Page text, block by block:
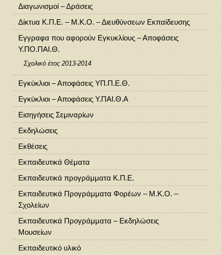
Διαγωνισμοί – Δράσεις
Δίκτυα Κ.Π.Ε. – Μ.Κ.Ο. – Διευθύνσεων Εκπαίδευσης
Εγγραφα που αφορούν Εγκυκλίους – Αποφάσεις
Υ.ΠΟ.ΠΑΙ.Θ.
Σχολικό έτος 2013-2014
Εγκύκλιοι – Αποφάσεις ΥΠ.Π.Ε.Θ.
Εγκύκλιοι – Αποφάσεις Υ.ΠΑΙ.Θ.Α
Εισηγήσεις Σεμιναρίων
Εκδηλώσεις
Εκθέσεις
Εκπαιδευτικά Θέματα
Εκπαιδευτικά προγράμματα Κ.Π.Ε.
Εκπαιδευτικά Προγράμματα Φορέων – Μ.Κ.Ο. –
Σχολείων
Εκπαιδευτικά Προγράμματα – Εκδηλώσεις
Μουσείων
Εκπαιδευτικό υλικό